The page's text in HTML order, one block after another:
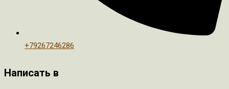
+79267246286
Написать в